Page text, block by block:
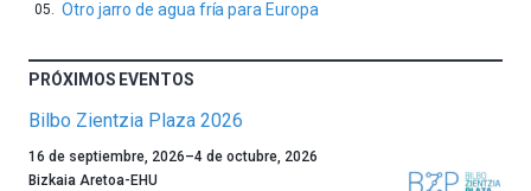
Otro jarro de agua fría para Europa
PRÓXIMOS EVENTOS
Bilbo Zientzia Plaza 2026
Un
año
16 de septiembre, 2026–4 de octubre, 2026
Bizkaia Aretoa-EHU